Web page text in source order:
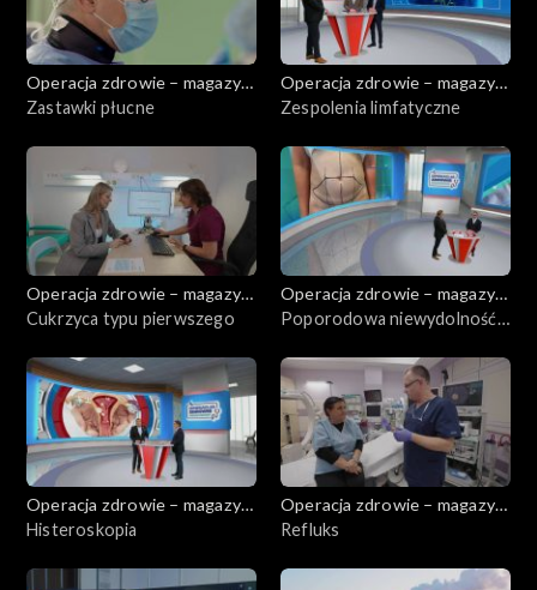
Operacja zdrowie – magazyn
medyczny
Zastawki płucne
Operacja zdrowie – magazyn
medyczny
Zespolenia limfatyczne
Operacja zdrowie – magazyn
medyczny
Cukrzyca typu pierwszego
Operacja zdrowie – magazyn
medyczny
Poporodowa niewydolność
Operacja zdrowie – magazyn
medyczny
Histeroskopia
Operacja zdrowie – magazyn
medyczny
Refluks